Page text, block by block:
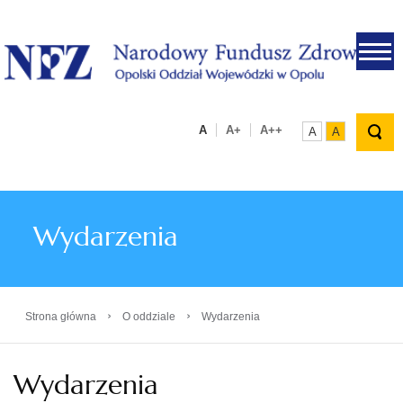
.
A A+ A++ A A
Wydarzenia
Strona główna › O oddziale › Wydarzenia
Wydarzenia